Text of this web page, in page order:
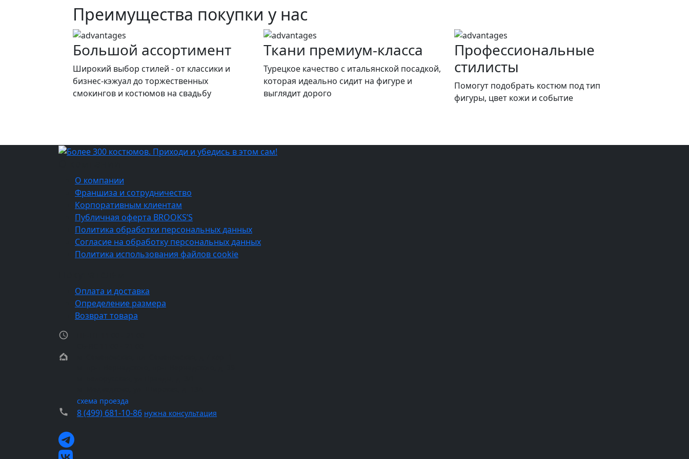
1
600 ₽.
Преимущества покупки у нас
Большой ассортимент
Широкий выбор стилей - от классики и
бизнес-кэжуал до торжественных
смокингов и костюмов на свадьбу
Ткани премиум-класса
Турецкое качество c итальянской посадкой,
которая идеально сидит на фигуре и
выглядит дорого
Профессиональные
стилисты
Помогут подобрать костюм под тип
фигуры, цвет кожи и событие
О компании
Франшиза и сотрудничество
Корпоративным клиентам
Публичная оферта BROOKS’S
Политика обработки персональных данных
Согласие на обработку персональных данных
Политика использования файлов cookie
Оплата и доставка
Определение размера
Возврат товара
схема проезда
8 (499) 681-10-86 нужна консультация